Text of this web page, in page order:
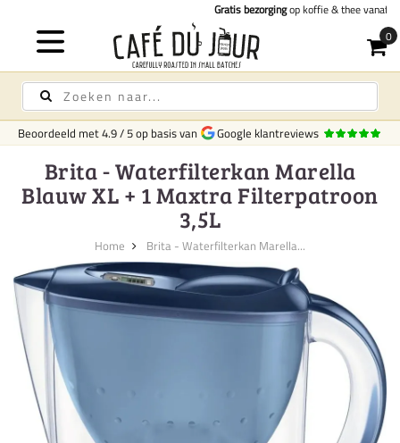
op koffie & thee vanaf 75,-
Beoordeeld met4.9/5op basis van Google klantreviews
Brita - Waterfilterkan Marella
Blauw XL + 1 Maxtra Filterpatroon
3,5L
Home Brita - Waterfilterkan Marella...